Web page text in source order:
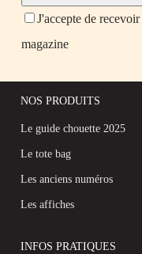
J'accepte de
magazine
NOS PRODUITS
Le guide chouette 2025
Le tote bag
Les anciens numéros
Les affiches
INFOS PRATIQUES